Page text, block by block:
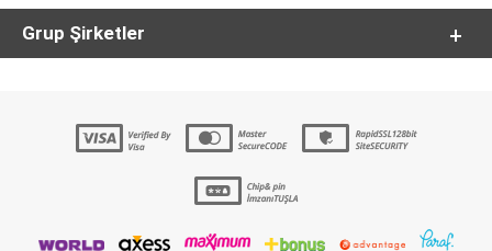
Grup Şirketler